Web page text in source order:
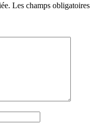
Les champs obligatoires